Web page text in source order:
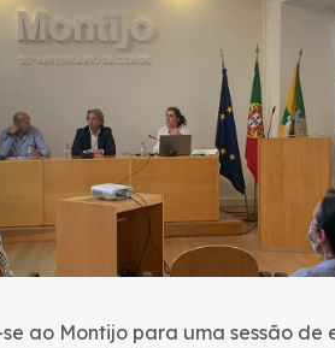
ao Montijo para uma sessão de